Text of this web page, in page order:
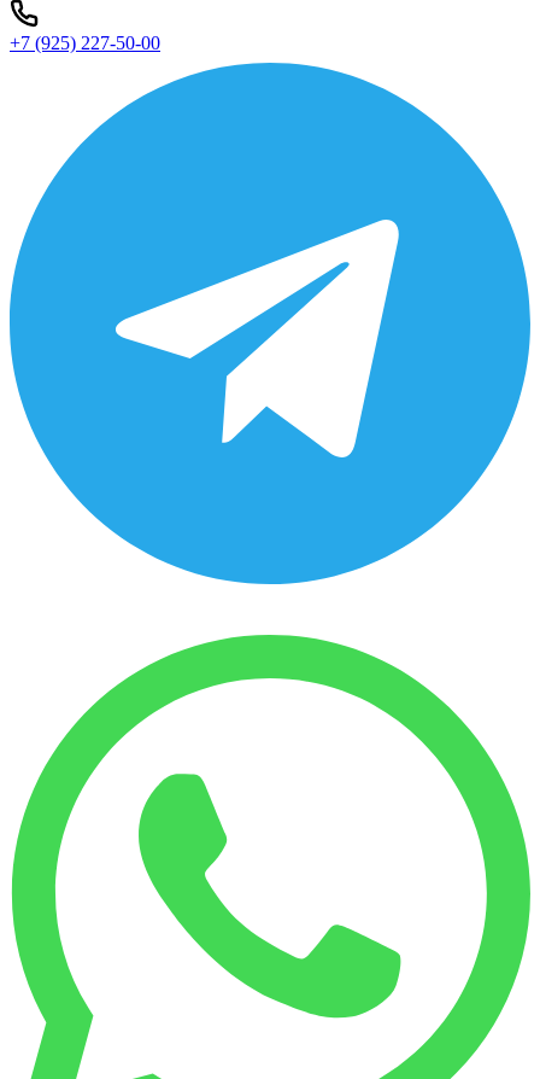
+7 (925) 227-50-00